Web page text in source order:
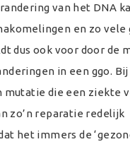
van het DNA
en zo vele
dus ook voor door de
in een ggo.
mutatie die een ziekte
zo’n reparatie redelijk
het immers de